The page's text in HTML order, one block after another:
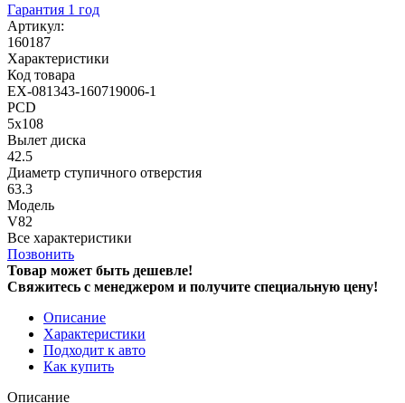
Гарантия 1 год
Артикул:
160187
Характеристики
Код товара
EX-081343-160719006-1
PCD
5x108
Вылет диска
42.5
Диаметр ступичного отверстия
63.3
Модель
V82
Все характеристики
Позвонить
Товар может быть дешевле!
Свяжитесь с менеджером и получите специальную цену!
Описание
Характеристики
Подходит к авто
Как купить
Описание